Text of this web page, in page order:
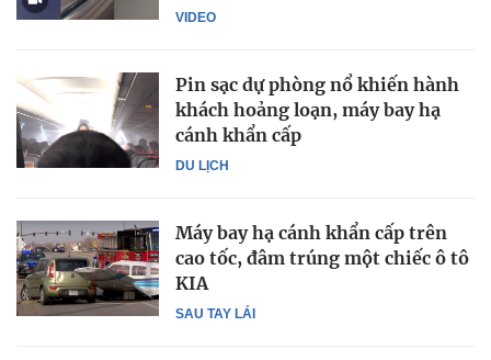
VIDEO
DU LỊCH
Pin sạc dự phòng nổ khiến hành
khách hoảng loạn, máy bay hạ
cánh khẩn cấp
SAU TAY LÁI
Máy bay hạ cánh khẩn cấp trên
cao tốc, đâm trúng một chiếc ô tô
KIA